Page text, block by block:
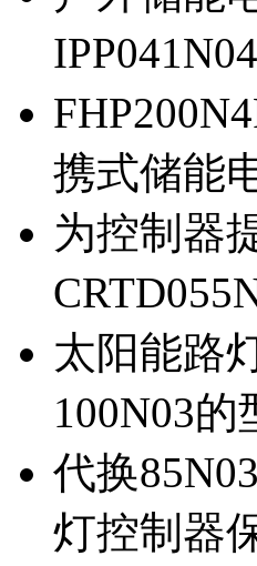
携式储能
为控制器
太阳能路
100N03的
代换
灯控制器